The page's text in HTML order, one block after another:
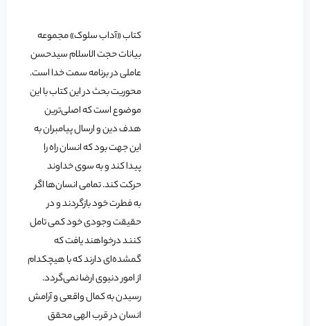
کتاب «آداب سلوک» مجموعه
بیانات حجت الاسلام سیدحسن
عاملی در برنامه سمت خدا است.
محوریت بحث در این کتاب با این
موضوع است که اصلی‌ترین
هدف دین و ارسال پیامبران به
این جهت بود که انسان راه را
پیدا کند و به سوی خداوند
حرکت کند. تمامی انسان‌ها اگر
به فطرت خود بازگردند و در
حقیقت وجودی خود کمی تامل
کنند درخواهند یافت که
گمشده‌ای دارند که با هیچکدام
از امور دنیوی ارضا نمی‌گردد.
رسیدن به کمال واقعی و آرامش
انسان در قرب الهی محقق